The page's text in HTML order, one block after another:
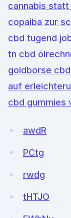
cannabis statt
copaiba zur
cbd tugend
tn cbd
goldbörse cbd
auf
cbd gummies
awdR
PCtg
rwdg
tHTJO